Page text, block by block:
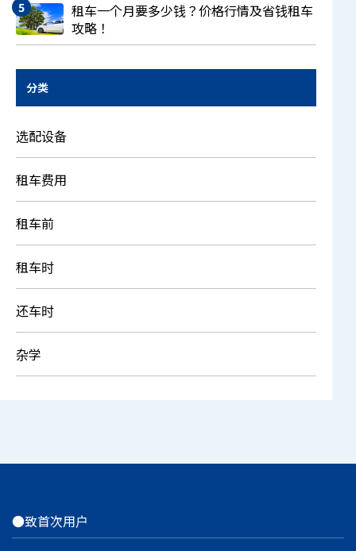
租车一个月要多少钱？价格行情及省钱租车
攻略！
分类
选配设备
租车费用
租车前
租车时
还车时
杂学
●致首次用户